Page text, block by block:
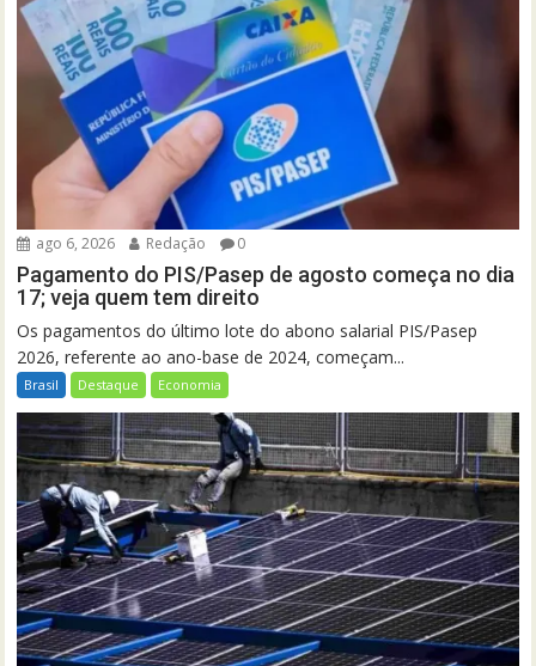
ago 6, 2026 Redação 0
Pagamento do PIS/Pasep de agosto começa no dia
17; veja quem tem direito
Os pagamentos do último lote do abono salarial PIS/Pasep
2026, referente ao ano-base de 2024, começam...
Brasil Destaque Economia